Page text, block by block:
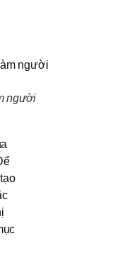
người